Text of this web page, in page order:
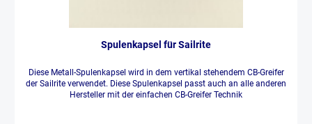
Spulenkapsel für Sailrite
Diese Metall-Spulenkapsel wird in dem vertikal stehendem CB-Greifer
der Sailrite verwendet. Diese Spulenkapsel passt auch an alle anderen
Hersteller mit der einfachen CB-Greifer Technik